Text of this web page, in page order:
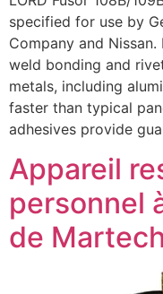
specified for use by
Company and
weld bonding and
metals, including
faster than typical
adhesives provide
Appareil
personnel
de Martech